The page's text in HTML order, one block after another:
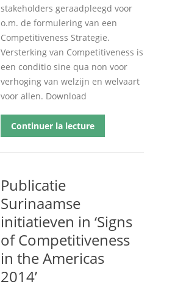
stakeholders geraadpleegd voor
o.m. de formulering van een
Competitiveness Strategie.
Versterking van Competitiveness is
een conditio sine qua non voor
verhoging van welzijn en welvaart
voor allen. Download
Continuer la lecture
Publicatie
Surinaamse
initiatieven in ‘Signs
of Competitiveness
in the Americas
2014’